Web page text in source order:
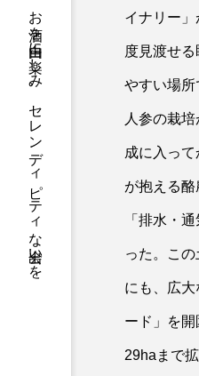
お酒を自由に楽しみ、セレンディピティな出会いを イナリー
度見渡せ
やすい場
人参の栽
成に入っ
が抱える
「排水・
った。こ
にも、広
ード」を
29haまで